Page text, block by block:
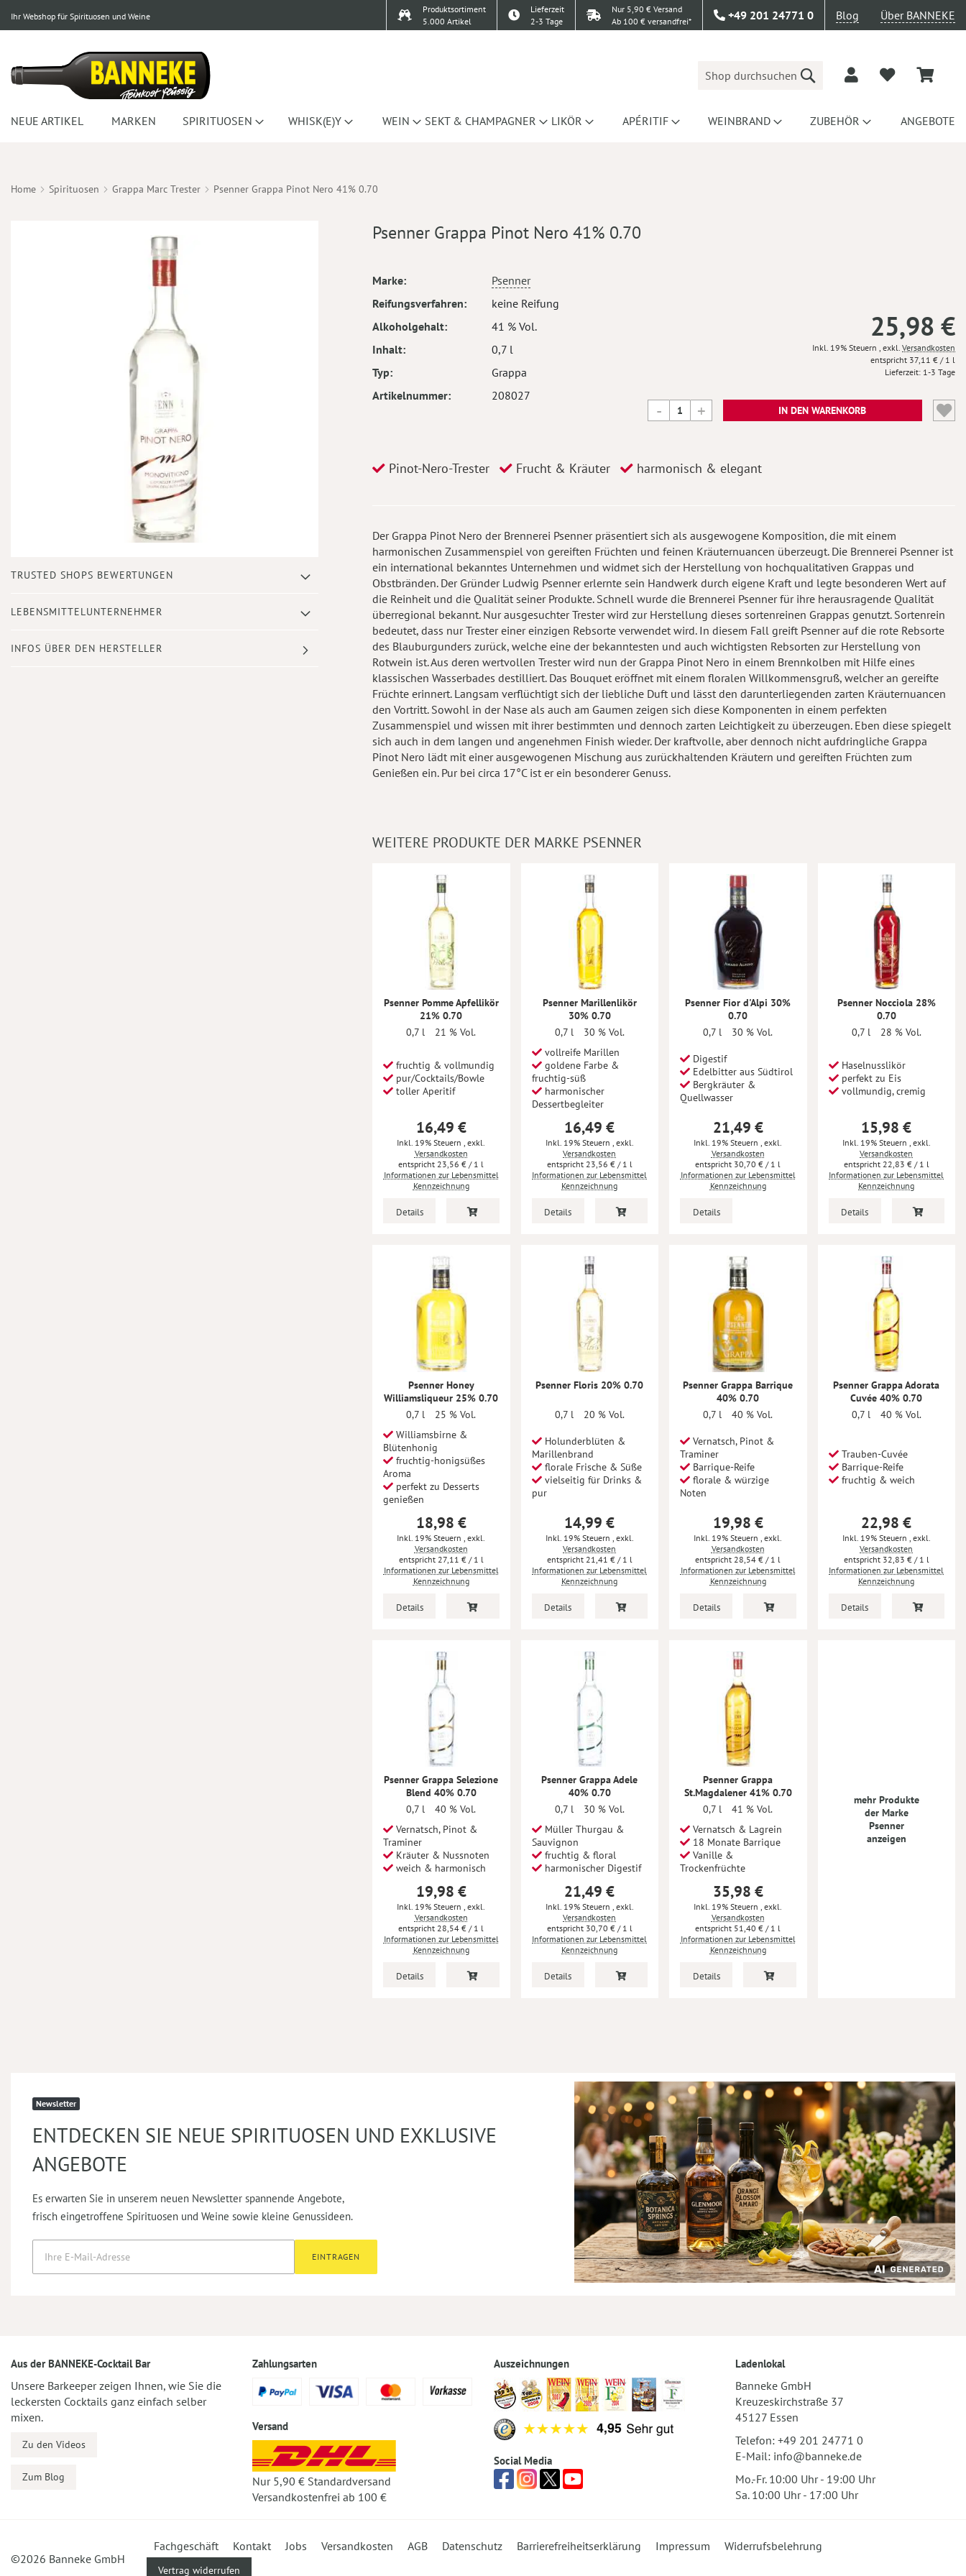
Ihr Webshop für Spirituosen und Weine
Produktsortiment
5.000 Artikel
Lieferzeit
2-3 Tage
Nur 5,90 € Versand
Ab 100 € versandfrei*
+49 201 24771 0 Blog Über BANNEKE
Suche
NEUE ARTIKEL MARKEN SPIRITUOSEN WHISK(E)Y WEIN SEKT & CHAMPAGNER LIKÖR APÉRITIF WEINBRAND ZUBEHÖR ANGEBOTE
Home Spirituosen Grappa Marc Trester Psenner Grappa Pinot Nero 41% 0.70
Anfang
Bildergalerie
TRUSTED SHOPS BEWERTUNGEN
LEBENSMITTELUNTERNEHMER
INFOS ÜBER DEN HERSTELLER
Psenner Grappa Pinot Nero 41% 0.70
Mehr
Marke
Psenner
Reifungsverfahren
keine Reifung
Alkoholgehalt
41 % Vol.
Inhalt
0,7 l
Typ
Grappa
Artikelnummer
208027
25,98 €
Inkl. 19% Steuern , exkl. Versandkosten
37,11 € / 1 l
Lieferzeit 1-3 Tage
IN DEN WARENKORB
Pinot-Nero-Trester Frucht & Kräuter harmonisch & elegant
Der Grappa Pinot Nero der Brennerei Psenner präsentiert sich als ausgewogene Komposition, die mit einem
harmonischen Zusammenspiel von gereiften Früchten und feinen Kräuternuancen überzeugt. Die Brennerei Psenner ist
ein international bekanntes Unternehmen und widmet sich der Herstellung von hochqualitativen Grappas und
Obstbränden. Der Gründer Ludwig Psenner erlernte sein Handwerk durch eigene Kraft und legte besonderen Wert auf
die Reinheit und die Qualität seiner Produkte. Schnell wurde die Brennerei Psenner für ihre herausragende Qualität
überregional bekannt. Nur ausgesuchter Trester wird zur Herstellung dieses sortenreinen Grappas genutzt. Sortenrein
bedeutet, dass nur Trester einer einzigen Rebsorte verwendet wird. In diesem Fall greift Psenner auf die rote Rebsorte
des Blauburgunders zurück, welche eine der bekanntesten und auch wichtigsten Rebsorten zur Herstellung von
Rotwein ist. Aus deren wertvollen Trester wird nun der Grappa Pinot Nero in einem Brennkolben mit Hilfe eines
klassischen Wasserbades destilliert. Das Bouquet eröffnet mit einem floralen Willkommensgruß, welcher an gereifte
Früchte erinnert. Langsam verflüchtigt sich der liebliche Duft und lässt den darunterliegenden zarten Kräuternuancen
den Vortritt. Sowohl in der Nase als auch am Gaumen zeigen sich diese Komponenten in einem perfekten
Zusammenspiel und wissen mit ihrer bestimmten und dennoch zarten Leichtigkeit zu überzeugen. Eben diese spiegelt
sich auch in dem langen und angenehmen Finish wieder. Der kraftvolle, aber dennoch nicht aufdringliche Grappa
Pinot Nero lädt mit einer ausgewogenen Mischung aus zurückhaltenden Kräutern und gereiften Früchten zum
Genießen ein. Pur bei circa 17°C ist er ein besonderer Genuss.
WEITERE PRODUKTE DER MARKE PSENNER
Psenner Pomme Apfellikör
21% 0.70
0,7 l
21 % Vol.
fruchtig & vollmundig
pur/Cocktails/Bowle
toller Aperitif
16,49 €
Inkl. 19% Steuern, exkl.
Versandkosten
23,56 € / 1 l
Informationen zur Lebensmittel
Kennzeichnung
Details
Psenner Marillenlikör
30% 0.70
0,7 l
30 % Vol.
vollreife Marillen
goldene Farbe &
fruchtig-süß
harmonischer
Dessertbegleiter
16,49 €
Inkl. 19% Steuern , exkl.
Versandkosten
23,56 €/ 1 l
Informationen zur Lebensmittel
Kennzeichnung
Details
Psenner Fior d'Alpi 30%
0.70
0,7 l
30 % Vol.
Digestif
Edelbitter aus Südtirol
Bergkräuter &
Quellwasser
21,49 €
Inkl. 19% Steuern, exkl.
Versandkosten
30,70 € / 1 l
Informationen zur Lebensmittel
Kennzeichnung
Details
Psenner Nocciola 28%
0.70
0,7 l
28 % Vol.
Haselnusslikör
perfekt zu Eis
vollmundig, cremig
15,98 €
Inkl. 19% Steuern , exkl.
Versandkosten
22,83 €/ 1 l
Informationen zur Lebensmittel
Kennzeichnung
Details
Psenner Honey
Williamsliqueur 25% 0.70
0,7 l
25 % Vol.
Williamsbirne &
Blütenhonig
fruchtig-honigsüßes
Aroma
perfekt zu Desserts
genießen
18,98 €
Inkl. 19% Steuern
exkl.
Versandkosten
27,11 € / 1 l
Informationen zur Lebensmittel
Kennzeichnung
Details
Psenner Floris 20% 0.70
0,7 l 20 % Vol.
Holunderblüten &
Marillenbrand
florale Frische & Süße
vielseitig für Drinks &
pur
14,99 €
Inkl. 19% Steuern exkl.
Versandkosten
21,41 € / 1 l
Informationen zur Lebensmittel
Kennzeichnung
Details
Psenner Grappa Barrique
40% 0.70
0,7 l
40 % Vol.
Vernatsch, Pinot &
Traminer
Barrique-Reife
florale & würzige
Noten
19,98 €
Inkl. 19% Steuern
exkl.
Versandkosten
28,54 € / 1 l
Informationen zur Lebensmittel
Kennzeichnung
Details
Psenner Grappa Adorata
Cuvée 40% 0.70
0,7 l
40 % Vol.
Trauben-Cuvée
Barrique-Reife
fruchtig & weich
22,98 €
Inkl. 19% Steuern exkl.
Versandkosten
32,83 € / 1 l
Informationen zur Lebensmittel
Kennzeichnung
Details
Psenner Grappa Selezione
Blend 40% 0.70
0,7 l
40 % Vol.
Vernatsch, Pinot &
Traminer
Kräuter & Nussnoten
weich & harmonisch
19,98 €
Inkl. 19% Steuern, exkl.
Versandkosten
28,54 € / 1 l
Informationen zur Lebensmittel
Kennzeichnung
Details
Psenner Grappa Adele
40% 0.70
0,7 l
30 % Vol.
Müller Thurgau &
Sauvignon
fruchtig & floral
harmonischer Digestif
21,49 €
Inkl. 19% Steuern , exkl.
Versandkosten
30,70 €/ 1 l
Informationen zur Lebensmittel
Kennzeichnung
Details
Psenner Grappa
St.Magdalener 41% 0.70
0,7 l
41 % Vol.
Vernatsch & Lagrein
18 Monate Barrique
Vanille &
Trockenfrüchte
35,98 €
Inkl. 19% Steuern, exkl.
Versandkosten
51,40 € / 1 l
Informationen zur Lebensmittel
Kennzeichnung
Details
mehr Produkte
der Marke
Psenner
anzeigen
Newsletter
ENTDECKEN SIE NEUE SPIRITUOSEN UND EXKLUSIVE
ANGEBOTE
Es erwarten Sie in unserem neuen Newsletter spannende Angebote,
frisch eingetroffene Spirituosen und Weine sowie kleine Genussideen.
EINTRAGEN
Aus der BANNEKE-Cocktail Bar
Unsere Barkeeper zeigen Ihnen, wie Sie die
leckersten Cocktails ganz einfach selber
mixen.
Zu den Videos
Zum Blog
Zahlungsarten
Versand
Nur 5,90 € Standardversand
Versandkostenfrei ab 100 €
Auszeichnungen
Social Media
Ladenlokal
Banneke GmbH
Kreuzeskirchstraße 37
45127 Essen
Telefon: +49 201 24771 0
E-Mail: info@banneke.de
Mo.-Fr. 10:00 Uhr - 19:00 Uhr
Sa. 10:00 Uhr - 17:00 Uhr
©2026 Banneke GmbH
Fachgeschäft Kontakt Jobs Versandkosten AGB Datenschutz Barrierefreiheitserklärung Impressum Widerrufsbelehrung
Vertrag widerrufen